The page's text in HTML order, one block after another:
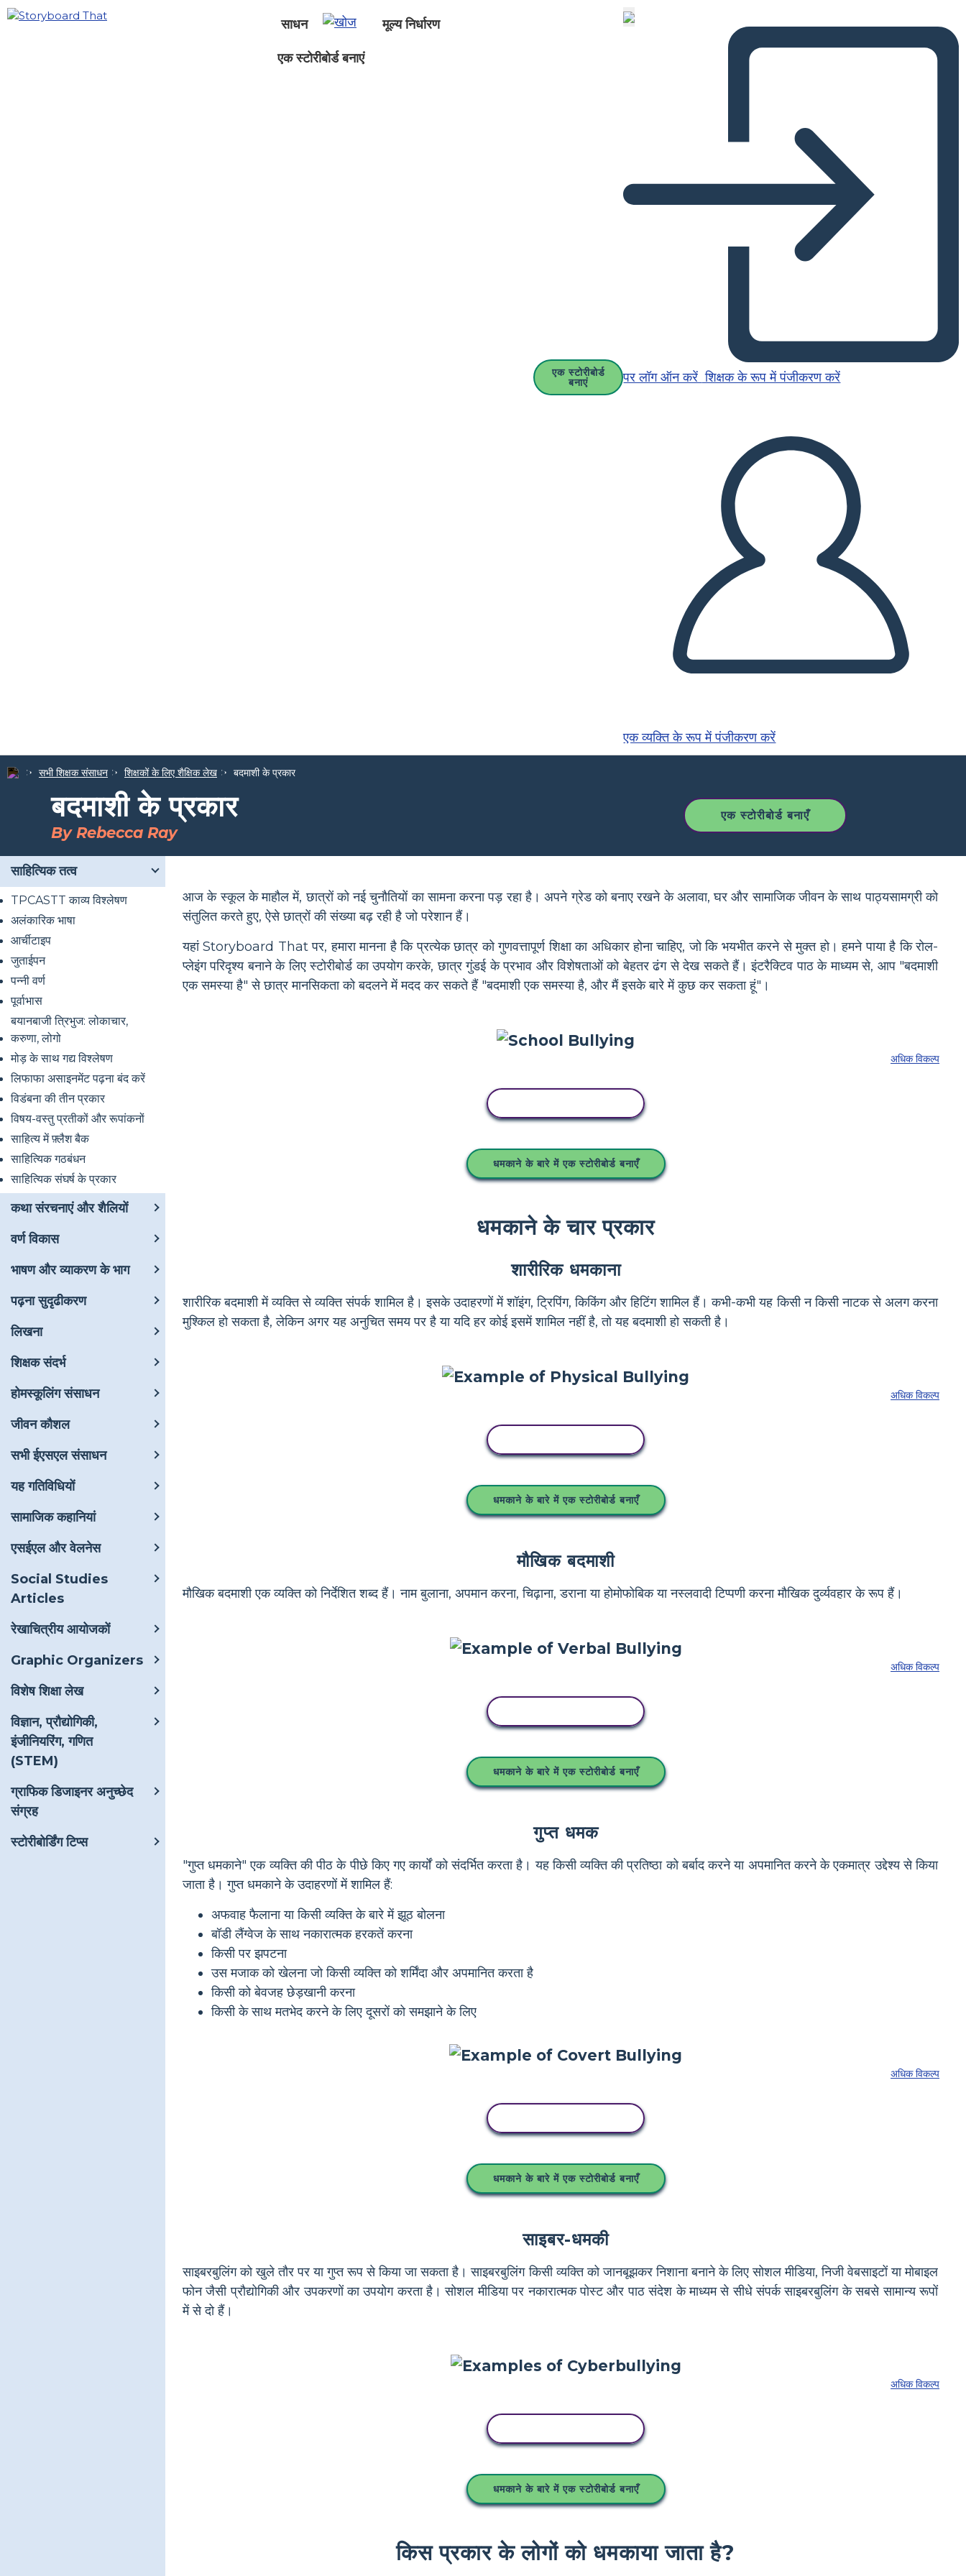
साधन मूल्य निर्धारण
एक स्टोरीबोर्ड बनाएं
एक स्टोरीबोर्ड
बनाएं पर लॉग ऑन करें शिक्षक के रूप में पंजीकरण करें
एक व्यक्ति के रूप में पंजीकरण करें
सभी शिक्षक संसाधन शिक्षकों के लिए शैक्षिक लेख बदमाशी के प्रकार
बदमाशी के प्रकार
By Rebecca Ray
एक स्टोरीबोर्ड बनाएँ
साहित्यिक तत्व
TPCASTT काव्य विश्लेषण
अलंकारिक भाषा
आर्चीटाइप
जुताईपन
पन्नी वर्ण
पूर्वाभास
बयानबाजी त्रिभुज: लोकाचार,
करुणा, लोगो
मोड़ के साथ गद्य विश्लेषण
लिफाफा असाइनमेंट पढ़ना बंद करें
विडंबना की तीन प्रकार
विषय-वस्तु प्रतीकों और रूपांकनों
साहित्य में फ़्लैश बैक
साहित्यिक गठबंधन
साहित्यिक संघर्ष के प्रकार
कथा संरचनाएं और शैलियों
वर्ण विकास
भाषण और व्याकरण के भाग
पढ़ना सुदृढीकरण
लिखना
शिक्षक संदर्भ
होमस्कूलिंग संसाधन
जीवन कौशल
सभी ईएसएल संसाधन
यह गतिविधियों
सामाजिक कहानियां
एसईएल और वेलनेस
Social Studies
Articles
रेखाचित्रीय आयोजकों
Graphic Organizers
विशेष शिक्षा लेख
विज्ञान, प्रौद्योगिकी,
इंजीनियरिंग, गणित
(STEM)
ग्राफिक डिजाइनर अनुच्छेद
संग्रह
स्टोरीबोर्डिंग टिप्स
आज के स्कूल के माहौल में, छात्रों को नई चुनौतियों का सामना करना पड़ रहा है। अपने ग्रेड को बनाए रखने के अलावा, घर और सामाजिक जीवन के साथ पाठ्यसामग्री को
संतुलित करते हुए, ऐसे छात्रों की संख्या बढ़ रही है जो परेशान हैं।
यहां Storyboard That पर, हमारा मानना है कि प्रत्येक छात्र को गुणवत्तापूर्ण शिक्षा का अधिकार होना चाहिए, जो कि भयभीत करने से मुक्त हो। हमने पाया है कि रोल-
प्लेइंग परिदृश्य बनाने के लिए स्टोरीबोर्ड का उपयोग करके, छात्र गुंडई के प्रभाव और विशेषताओं को बेहतर ढंग से देख सकते हैं। इंटरैक्टिव पाठ के माध्यम से, आप "बदमाशी
एक समस्या है" से छात्र मानसिकता को बदलने में मदद कर सकते हैं "बदमाशी एक समस्या है, और मैं इसके बारे में कुछ कर सकता हूं"।
अधिक विकल्प
धमकाने के बारे में एक स्टोरीबोर्ड बनाएँ
धमकाने के चार प्रकार
शारीरिक धमकाना
शारीरिक बदमाशी में व्यक्ति से व्यक्ति संपर्क शामिल है। इसके उदाहरणों में शॉइंग, ट्रिपिंग, किकिंग और हिटिंग शामिल हैं। कभी-कभी यह किसी न किसी नाटक से अलग करना
मुश्किल हो सकता है, लेकिन अगर यह अनुचित समय पर है या यदि हर कोई इसमें शामिल नहीं है, तो यह बदमाशी हो सकती है।
अधिक विकल्प
धमकाने के बारे में एक स्टोरीबोर्ड बनाएँ
मौखिक बदमाशी
मौखिक बदमाशी एक व्यक्ति को निर्देशित शब्द हैं। नाम बुलाना, अपमान करना, चिढ़ाना, डराना या होमोफोबिक या नस्लवादी टिप्पणी करना मौखिक दुर्व्यवहार के रूप हैं।
अधिक विकल्प
धमकाने के बारे में एक स्टोरीबोर्ड बनाएँ
गुप्त धमक
"गुप्त धमकाने" एक व्यक्ति की पीठ के पीछे किए गए कार्यों को संदर्भित करता है। यह किसी व्यक्ति की प्रतिष्ठा को बर्बाद करने या अपमानित करने के एकमात्र उद्देश्य से किया
जाता है। गुप्त धमकाने के उदाहरणों में शामिल हैं:
अफवाह फैलाना या किसी व्यक्ति के बारे में झूठ बोलना
बॉडी लैंग्वेज के साथ नकारात्मक हरकतें करना
किसी पर झपटना
उस मजाक को खेलना जो किसी व्यक्ति को शर्मिंदा और अपमानित करता है
किसी को बेवजह छेड़खानी करना
किसी के साथ मतभेद करने के लिए दूसरों को समझाने के लिए
अधिक विकल्प
धमकाने के बारे में एक स्टोरीबोर्ड बनाएँ
साइबर-धमकी
साइबरबुलिंग को खुले तौर पर या गुप्त रूप से किया जा सकता है। साइबरबुलिंग किसी व्यक्ति को जानबूझकर निशाना बनाने के लिए सोशल मीडिया, निजी वेबसाइटों या मोबाइल
फोन जैसी प्रौद्योगिकी और उपकरणों का उपयोग करता है। सोशल मीडिया पर नकारात्मक पोस्ट और पाठ संदेश के माध्यम से सीधे संपर्क साइबरबुलिंग के सबसे सामान्य रूपों
में से दो हैं।
अधिक विकल्प
धमकाने के बारे में एक स्टोरीबोर्ड बनाएँ
किस प्रकार के लोगों को धमकाया जाता है?